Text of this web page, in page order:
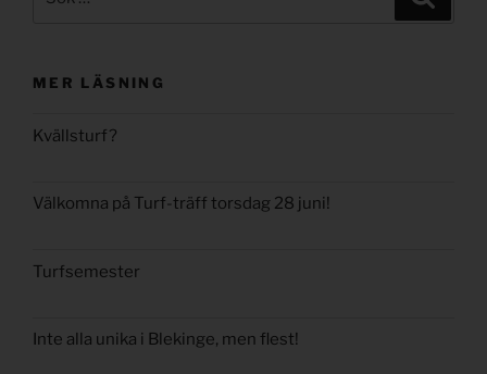
MER LÄSNING
Kvällsturf?
Välkomna på Turf-träff torsdag 28 juni!
Turfsemester
Inte alla unika i Blekinge, men flest!